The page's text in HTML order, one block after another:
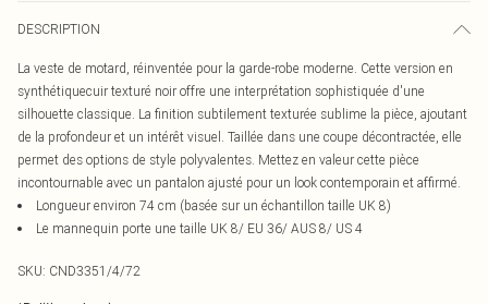
DESCRIPTION
La veste de motard, réinventée pour la garde-robe moderne. Cette version en
synthétiquecuir texturé noir offre une interprétation sophistiquée d'une
silhouette classique. La finition subtilement texturée sublime la pièce, ajoutant
de la profondeur et un intérêt visuel. Taillée dans une coupe décontractée, elle
permet des options de style polyvalentes. Mettez en valeur cette pièce
incontournable avec un pantalon ajusté pour un look contemporain et affirmé.
Longueur environ 74 cm (basée sur un échantillon taille UK 8)
Le mannequin porte une taille UK 8/ EU 36/ AUS 8/ US 4
SKU: CND3351/4/72